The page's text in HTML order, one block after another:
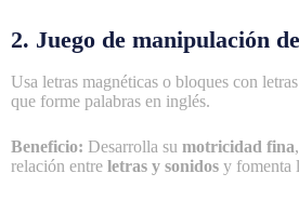
2. Juego de manipulación
Usa letras magnéticas o bloques con
que forme palabras en inglés.
Beneficio: Desarrolla su motricidad fina
relación entre letras y sonidos y fomenta